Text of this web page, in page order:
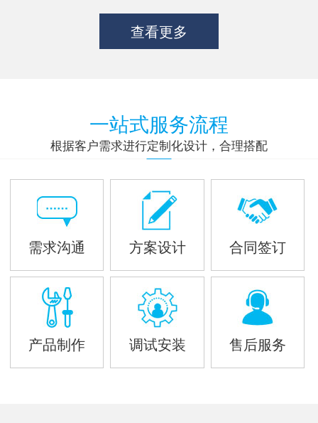
查看更多
一站式服务流程
根据客户需求进行定制化设计，合理搭配
需求沟通 方案设计 合同签订
产品制作 调试安装 售后服务